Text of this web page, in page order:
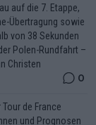
auf die 7. Etappe,
Übertragung sowie
von 38 Sekunden
Polen-Rundfahrt –
Christen
0
de France
und Prognosen